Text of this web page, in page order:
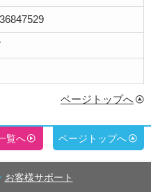
ページトップへ
覧へ ページトップへ
お客様サポート